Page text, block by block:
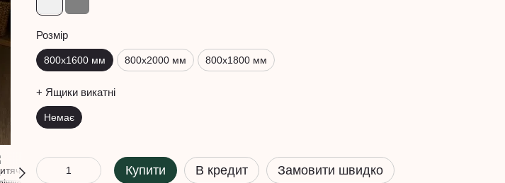
Розмір
800х1600 мм 800х2000 мм 800х1800 мм
+ Ящики викатні
Немає
Купити В кредит Замовити швидко